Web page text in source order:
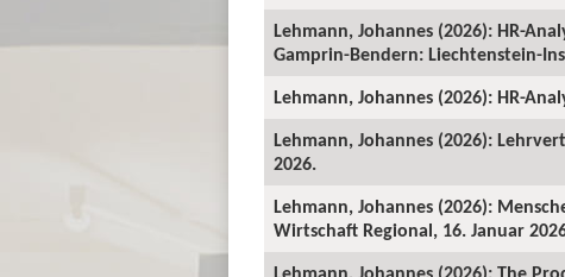
Lehmann, Johannes (2026): HR-
Gamprin-Bendern: Liechtenstein-
Lehmann, Johannes (2026): HR-
Lehmann, Johannes (2026):
2026.
Lehmann, Johannes (2026):
Wirtschaft Regional, 16. Januar
Lehmann, Johannes (2026): The